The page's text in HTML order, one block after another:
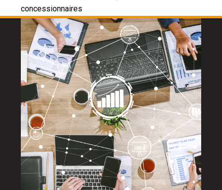
concessionnaires